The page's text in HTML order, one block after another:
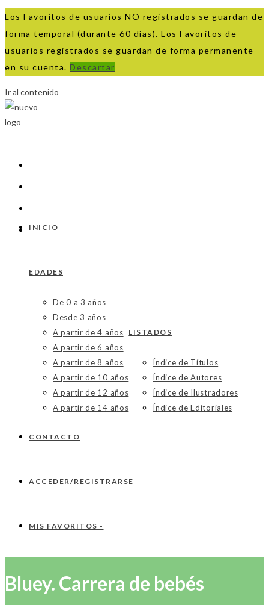
Los Favoritos de usuarios NO registrados se guardan de
forma temporal (durante 60 días). Los Favoritos de
usuarios registrados se guardan de forma permanente
en su cuenta. Descartar
Ir al contenido
INICIO
EDADES
De 0 a 3 años
Desde 3 años
A partir de 4 años
A partir de 6 años
A partir de 8 años
A partir de 10 años
A partir de 12 años
A partir de 14 años
LISTADOS
Índice de Títulos
Índice de Autores
Índice de Ilustradores
Índice de Editoriales
CONTACTO
ACCEDER/REGISTRARSE
MIS FAVORITOS -
Bluey. Carrera de bebés